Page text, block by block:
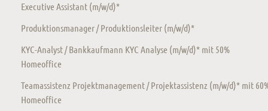
Executive Assistant (m/w/d)*
Produktionsmanager / Produktionsleiter (m/w/d)*
KYC-Analyst / Bankkaufmann KYC Analyse (m/w/d)* mit 50%
Homeoffice
Teamassistenz Projektmanagement / Projektassistenz (m/w/d)* mit
Homeoffice